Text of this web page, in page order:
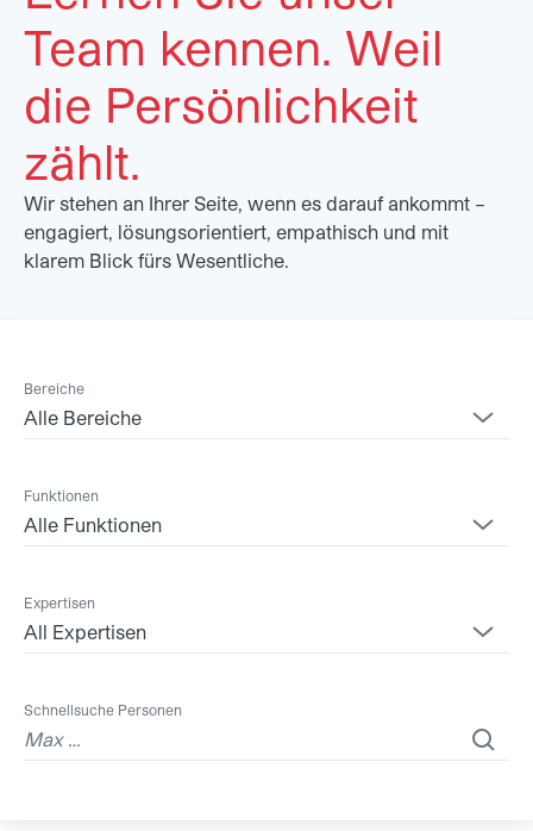
Team kennen. Weil
die Persönlichkeit
zählt.
Wir stehen an Ihrer Seite, wenn es darauf ankommt –
engagiert, lösungsorientiert, empathisch und mit
klarem Blick fürs Wesentliche.
Bereiche
Alle Bereiche
Funktionen
Alle Funktionen
Expertisen
All Expertisen
Schnellsuche Personen